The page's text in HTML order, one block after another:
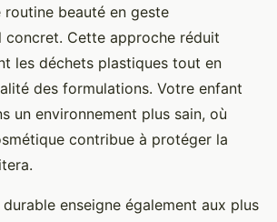
beauté en geste
concret. Cette approche réduit
les déchets plastiques tout en
des formulations. Votre enfant
un environnement plus sain, où
contribue à protéger la
enseigne également aux plus